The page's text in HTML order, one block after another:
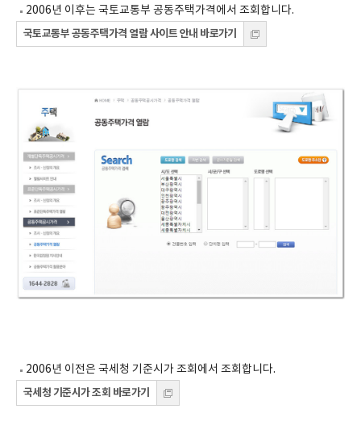
2006년 이후는 국토교통부 공동주택가격에서 조회합니다.
국토교통부 공동주택가격 열람 사이트 안내 바로가기
2006년 이전은 국세청 기준시가 조회에서 조회합니다.
국세청 기준시가 조회 바로가기